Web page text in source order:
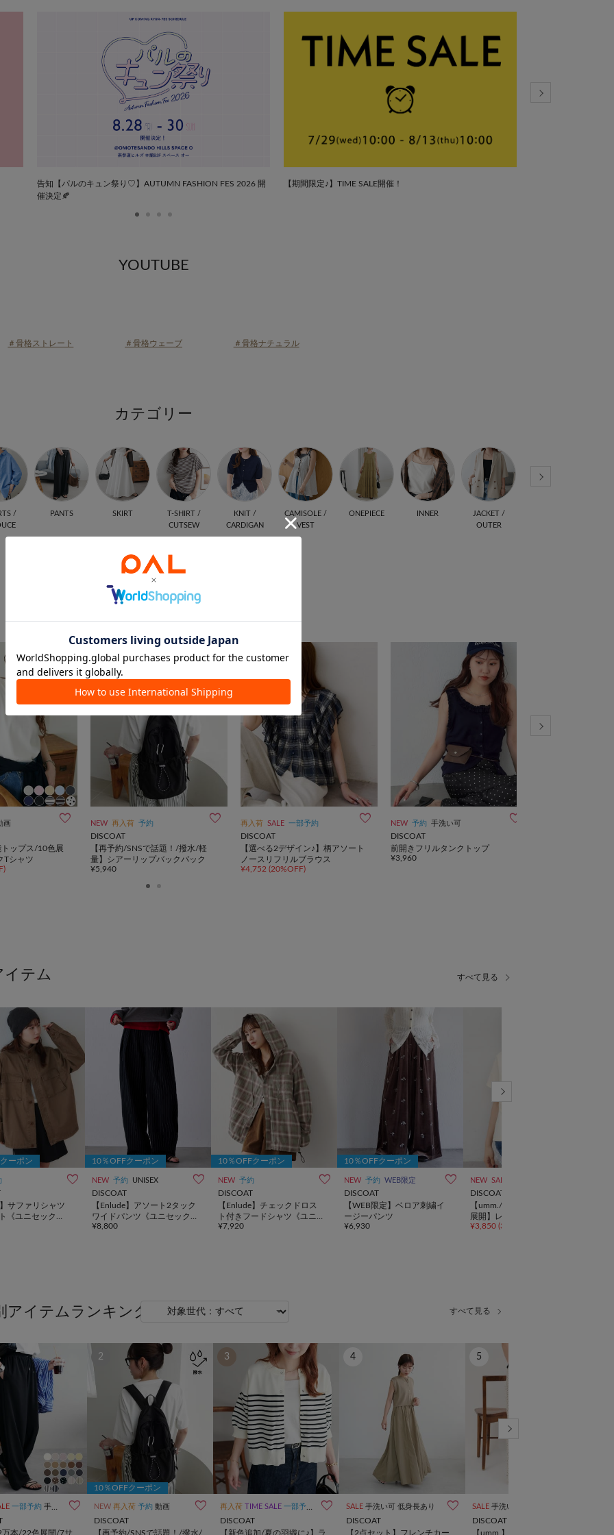
告知【パルのキュン祭り♡】AUTUMN FASHION FES 2026 開
催決定🍂
【期間限定♪】TIME SALE開催！
YOUTUBE
＃骨格ストレート ＃骨格ウェーブ ＃骨格ナチュラル
カテゴリー
/
PANTS SKIRT
T-SHIRT /
CUTSEW
KNIT /
CARDIGAN
CAMISOLE /
VEST
ONEPIECE INNER
JACKET /
OUTER
今、みんなが狙ってる♥
お気に入りRANKING10
画
トップス/10色展
Tシャツ
NEW 再入荷 予約
DISCOAT
【再予約/SNSで話題！/撥水/軽
量】シアーリップバックパック
¥5,940
再入荷 SALE 一部予約
DISCOAT
【選べる2デザイン♪】柄アソート
ノースリフリルブラウス
¥4,752 (20%OFF)
NEW 予約 手洗い可
DISCOAT
前開きフリルタンクトップ
¥3,960
ーポン
】サファリシャツ
《ユニセック
10％OFFクーポン
NEW 予約 UNISEX
DISCOAT
【Enlude】アソート2タック
ワイドパンツ《ユニセック
ス》
¥8,800
10％OFFクーポン
NEW 予約
DISCOAT
【Enlude】チェックドロス
ト付きフードシャツ《ユニ
セックス》
¥7,920
10％OFFクーポン
NEW 予約 WEB限定
DISCOAT
【WEB限定】ベロア刺繍イ
ージーパンツ
¥6,930
NEW SALE
DISCOAT
【umm./ドット柄登場♪8色
展開】レースレイヤードド
レープ半袖プルオーバー
¥3,850 (30%OFF)
アイテムランキング すべて見る
一部予約 手洗い可 動画 UNISEX 低身長あり 高身長あり

万本/22色展開/7サ
10％OFFクーポン
2
NEW 再入荷 予約 動画 
DISCOAT
【再予約/SNSで話題！/撥水/
3
再入荷 TIME SALE 一部予約 WEB限定 手洗い可 動画

DISCOAT
【新色追加/夏の羽織に♪】ラ
4
SALE 手洗い可 低身長あり 
DISCOAT
【2点セット】フレンチカー
5
SALE 手洗い可
DISCOAT
【umm.】小花柄イージーパ